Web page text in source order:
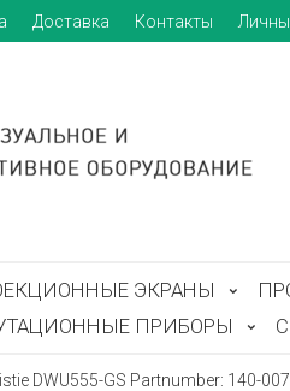
Доставка Контакты
ЭКРАНЫ
ПРИБОРЫ
DWU555-GS Partnumber: 140-